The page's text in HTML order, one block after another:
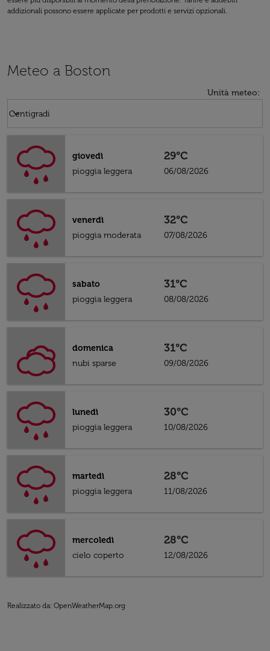
addizionali possono essere applicate per prodotti e servizi opzionali.
Meteo a Boston
Unità meteo:
Centigradi
keyboard_arrow_down
giovedì
pioggia leggera
29°C
06/08/2026
venerdì
pioggia moderata
32°C
07/08/2026
sabato
pioggia leggera
31°C
08/08/2026
domenica
nubi sparse
31°C
09/08/2026
lunedì
pioggia leggera
30°C
10/08/2026
martedì
pioggia leggera
28°C
11/08/2026
mercoledì
cielo coperto
28°C
12/08/2026
Realizzato da: OpenWeatherMap.org